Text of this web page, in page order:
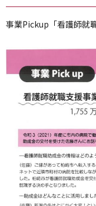
外来のご案内
人間ドックのご
医療関係者の
病院誌
病院指標
事業Pickup「看護師就